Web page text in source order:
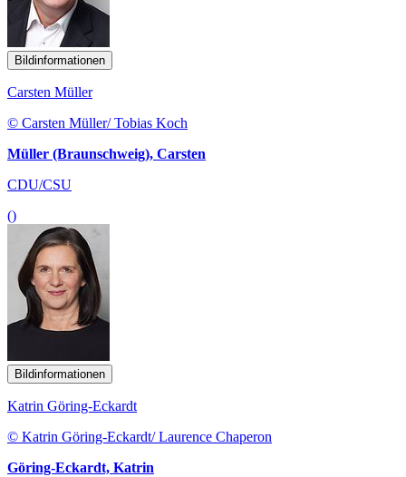
Bildinformationen
Carsten Müller
© Carsten Müller/ Tobias Koch
Müller (Braunschweig), Carsten
CDU/CSU
()
Bildinformationen
Katrin Göring-Eckardt
© Katrin Göring-Eckardt/ Laurence Chaperon
Göring-Eckardt, Katrin